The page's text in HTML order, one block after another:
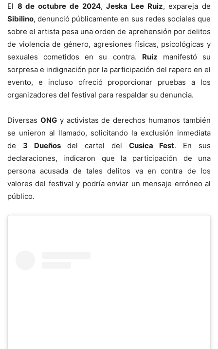
El 8 de octubre de 2024,Jeska Lee Ruiz, expareja de
Sibilino, denunció públicamente en sus redes sociales que
sobre el artista pesa una orden de aprehensión por delitos
de violencia de género, agresiones físicas, psicológicas y
sexuales cometidos en su contra. Ruiz manifestó su
sorpresa e indignación por la participación del rapero en el
evento, e incluso ofreció proporcionar pruebas a los
organizadores del festival para respaldar su denuncia.
Diversas ONGy activistas de derechos humanos también
se unieron al llamado, solicitando la exclusión inmediata
de 3 Dueñosdel cartel del Cusica Fest. En sus
declaraciones, indicaron que la participación de una
persona acusada de tales delitos va en contra de los
valores del festival y podría enviar un mensaje erróneo al
público.